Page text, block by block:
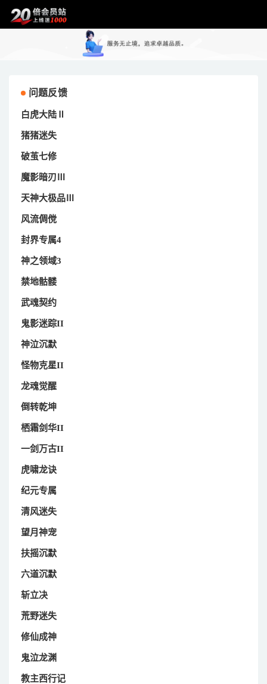
问题反馈
白虎大陆Ⅱ
猪猪迷失
破茧七修
魔影暗刃Ⅲ
天神大极品Ⅲ
风流倜傥
封界专属4
神之领域3
禁地骷髅
武魂契约
鬼影迷踪II
神泣沉默
怪物克星II
龙魂觉醒
倒转乾坤
栖霜剑华II
一剑万古II
虎啸龙诀
纪元专属
清风迷失
望月神宠
扶摇沉默
六道沉默
斩立决
荒野迷失
修仙成神
鬼泣龙渊
教主西行记